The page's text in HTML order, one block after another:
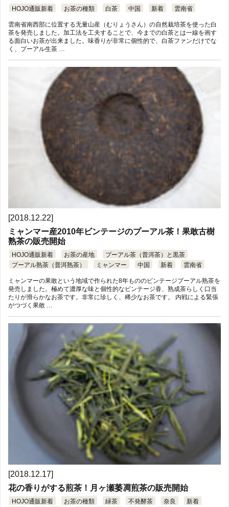
HOJO通販新着 お茶の種類 白茶 中国 新着 雲南省
雲南省南西部に位置する无量山産（むりょうさん）の自然栽培茶を使った白
茶を発売しました。加工法を工夫することで、今までの白茶とは一線を画す
る面白いお茶が出来ました。味香りが非常に個性的で、白茶ファンだけでな
く、プーアル生茶 …
[2018.12.22]
ミャンマー産2010年ビンテージのプーアル茶！果敢古樹
熟茶の販売開始
HOJO通販新着 お茶の産地
プーアル茶（普洱茶）と黒茶
プーアル熟茶（普洱熟茶）
ミャンマー 中国 新着 雲南省
ミャンマーの果敢という地域で作られた8年もののビンテージプーアル熟茶を
発売しました。極めて濃厚な味と個性的なビンテージ香、熟成茶らしく口当
たりが滑らかなお茶です。非常に珍しく、稀少なお茶です。 内戦による緊張
がつづく果敢 …
[2018.12.17]
花の香りがする煎茶！月ヶ瀬萎凋煎茶の販売開始
HOJO通販新着 お茶の種類 緑茶 不発酵茶 奈良 新着